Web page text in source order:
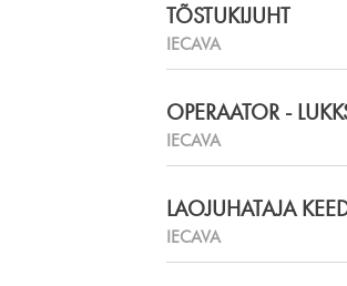
TÕSTUKIJUHT
IECAVA
OPERAATOR -
IECAVA
LAOJUHATAJA
IECAVA